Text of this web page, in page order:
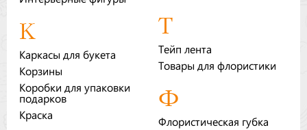
К
Каркасы для букета
Корзины
Коробки для упаковки
подарков
Краска
Т
Тейп лента
Товары для флористики
Ф
Флористическая губка